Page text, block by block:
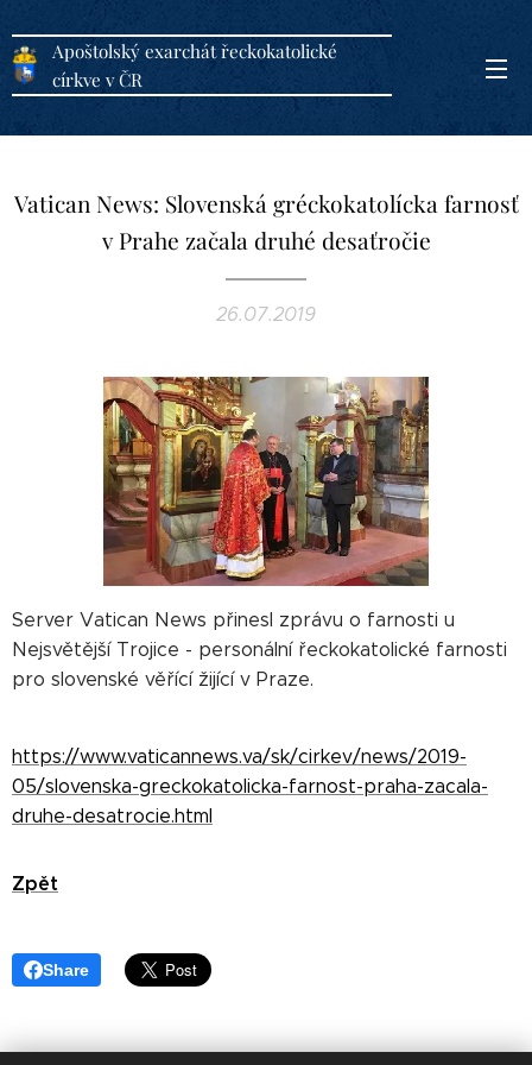
Apoštolský exarchát řeckokatolické
církve v ČR
Vatican News: Slovenská gréckokatolícka farnosť
v Prahe začala druhé desaťročie
26.07.2019
Server Vatican News přinesl zprávu o farnosti u
Nejsvětější Trojice - personální řeckokatolické farnosti
pro slovenské věřící žijící v Praze.
https://www.vaticannews.va/sk/cirkev/news/2019-
05/slovenska-greckokatolicka-farnost-praha-zacala-
druhe-desatrocie.html
Zpět
Share